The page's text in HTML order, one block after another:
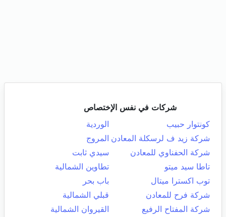
شركات في نفس الإختصاص
كونتوار حبيب
الوردية
شركة زيد ف لرسكلة المعادن المروج
شركة الحفناوي للمعادن
سيدي ثابت
تاطا سيد ميتو
تطاوين الشمالية
توب اكسترا ميتال
باب بحر
شركة فرح للمعادن
قبلي الشمالية
شركة المفتاح الرفيع
القيروان الشمالية